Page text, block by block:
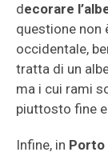
decorare
questione non
occidentale,
tratta di un
ma i cui rami
piuttosto fine
Infine, in Porto